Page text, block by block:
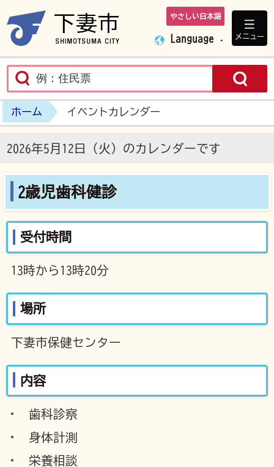
下妻市ホームペ
やさしい日本語
Language メニュー
ホーム イベントカレンダー
2026年5月12日（火）のカレンダーです
2歳児歯科健診
受付時間
13時から13時20分
場所
下妻市保健センター
内容
歯科診察
身体計測
栄養相談